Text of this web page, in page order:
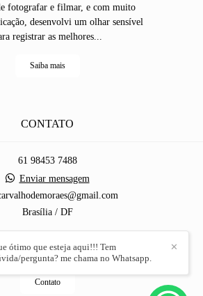
fotografar e filmar, e com muito
desenvolvi um olhar sensível
registrar as melhores...
Saiba mais
CONTATO
61 98453 7488
Enviar mensagem
Brasília / DF
Contato
✕
ótimo que esteja aqui!!! Tem
pergunta? me chama no Whatsapp.